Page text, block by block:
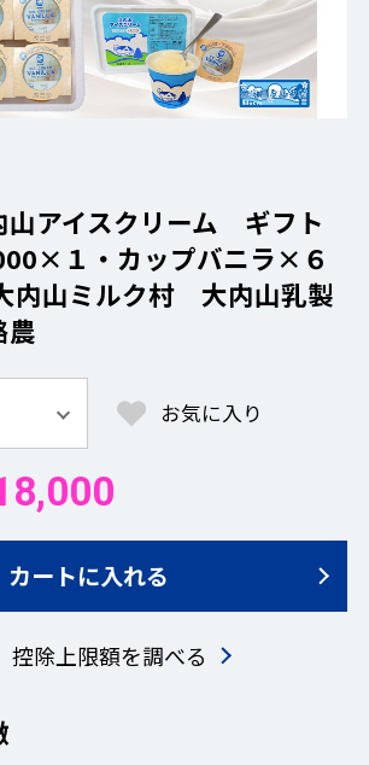
山アイスクリーム ギフト
１・カップバニラ×６
内山ミルク村 大内山乳製
お気に入り
カートに入れる
控除上限額を調べる